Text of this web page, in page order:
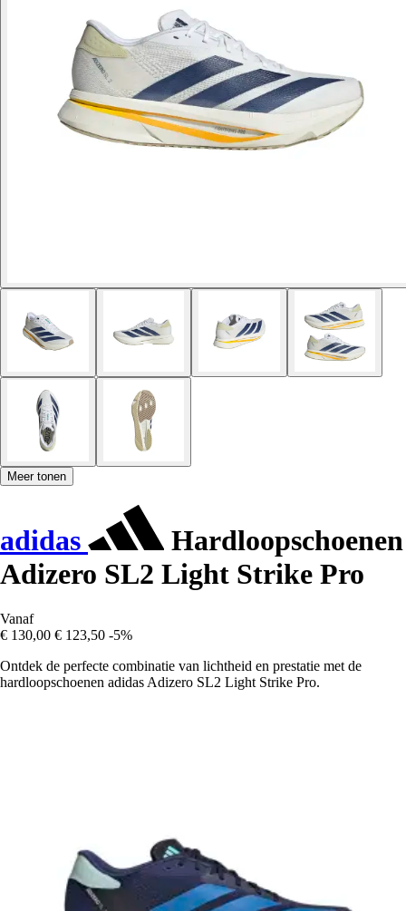
Meer tonen
adidas
Hardloopschoenen
Adizero SL2 Light Strike Pro
Vanaf
€ 130,00 € 123,50 -5%
Ontdek de perfecte combinatie van lichtheid en prestatie met de
hardloopschoenen adidas Adizero SL2 Light Strike Pro.